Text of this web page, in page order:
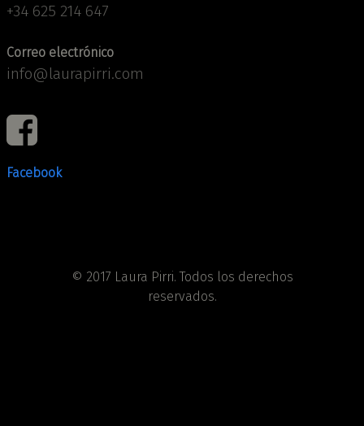
+34 625 214 647
Correo electrónico
info@laurapirri.com
Facebook
© 2017 Laura Pirri. Todos los derechos
reservados.